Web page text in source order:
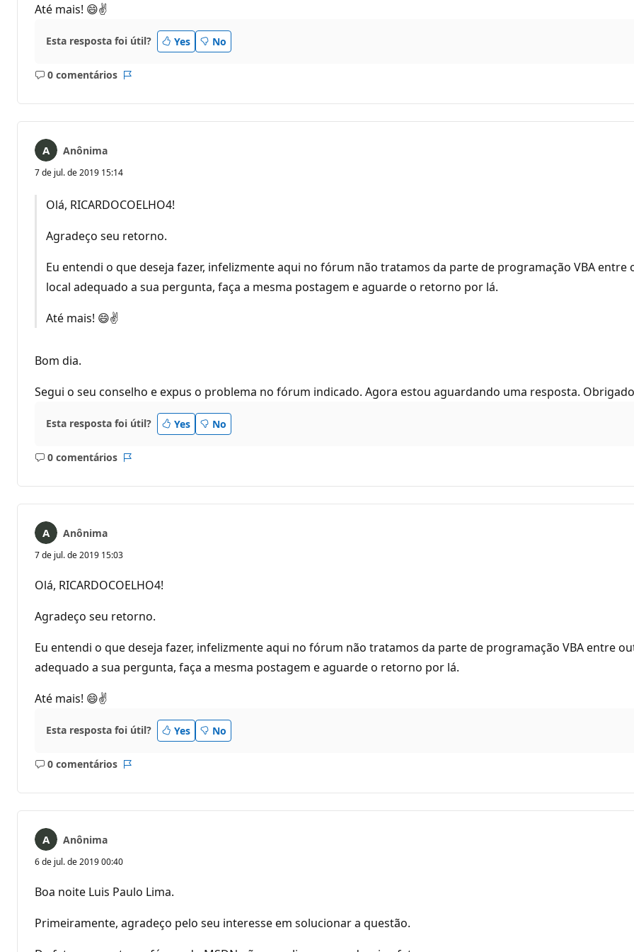
Até mais! 😄✌
Esta resposta foi útil? Yes No
0 comentários
Sem
Anônima
7 de jul. de 2019 15:14
Olá, RICARDOCOELHO4!
Agradeço seu retorno.
Eu entendi o que deseja fazer, infelizmente aqui no fórum não tratamos da parte de programação VBA
local adequado a sua pergunta, faça a mesma postagem e aguarde o retorno por lá.
Até mais! 😄✌
Bom dia.
Segui o seu conselho e expus o problema no fórum indicado. Agora estou aguardando uma resposta.
Esta resposta foi útil? Yes No
0 comentários
Sem
Anônima
7 de jul. de 2019 15:03
Olá, RICARDOCOELHO4!
Agradeço seu retorno.
Eu entendi o que deseja fazer, infelizmente aqui no fórum não tratamos da parte de programação VBA entre
adequado a sua pergunta, faça a mesma postagem e aguarde o retorno por lá.
Até mais! 😄✌
Esta resposta foi útil? Yes No
0 comentários
Sem
Anônima
6 de jul. de 2019 00:40
Boa noite Luis Paulo Lima.
Primeiramente, agradeço pelo seu interesse em solucionar a questão.